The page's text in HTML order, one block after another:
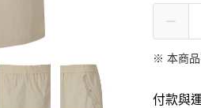
※ 本商品
付款與